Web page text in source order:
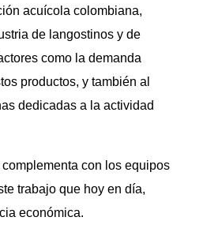
acuícola colombiana,
de langostinos y de
como la demanda
productos, y también al
dedicadas a la actividad
con los equipos
trabajo que hoy en día,
económica.